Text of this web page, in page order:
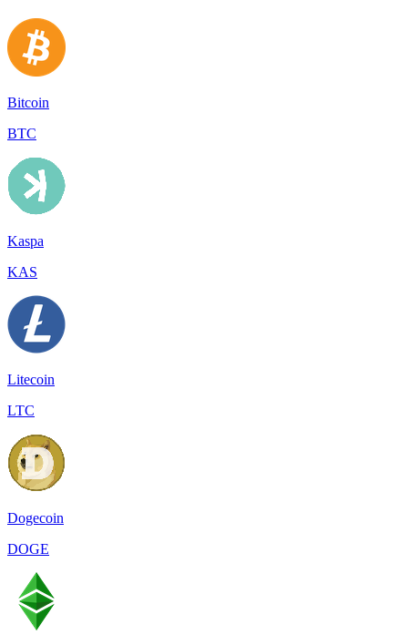
Bitcoin
BTC
Kaspa
KAS
Litecoin
LTC
Dogecoin
DOGE